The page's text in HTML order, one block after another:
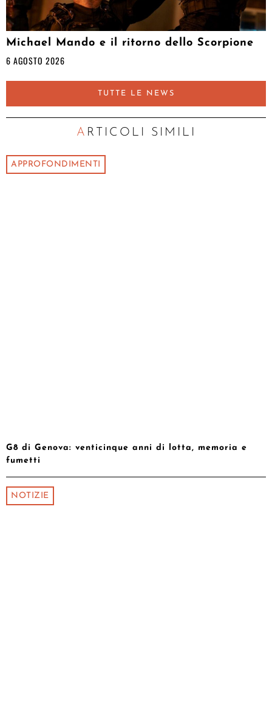
Michael Mando e il ritorno dello Scorpione
6 AGOSTO 2026
TUTTE LE NEWS
ARTICOLI SIMILI
APPROFONDIMENTI
G8 di Genova: venticinque anni di lotta, memoria e
fumetti
NOTIZIE